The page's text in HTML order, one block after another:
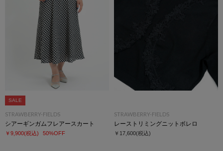
SALE
STRAWBERRY-FIELDS
シアーギンガムフレアースカート
￥9,900(税込) 50%OFF
STRAWBERRY-FIELDS
レーストリミングニットボレロ
￥17,600(税込)